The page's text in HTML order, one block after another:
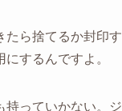
たら捨てるか封印す
するんですよ。
持っていかない。ジ